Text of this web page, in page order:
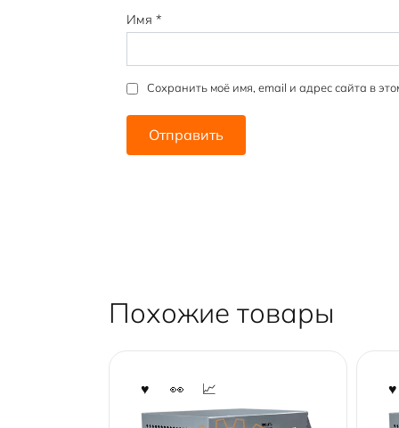
Имя *
Сохранить моё имя, email и адрес сайта в
Похожие товары